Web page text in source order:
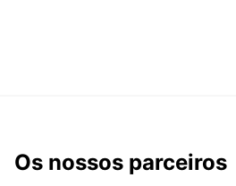
Os nossos parceiros